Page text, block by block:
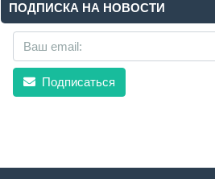
ПОДПИСКА НА НОВОСТИ
Подписаться